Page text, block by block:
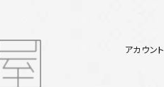
アカウント